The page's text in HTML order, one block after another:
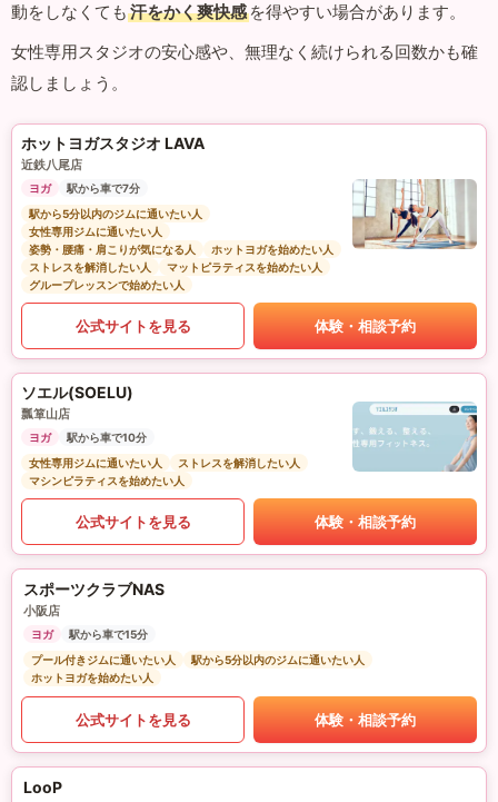
動をしなくても 汗をかく爽快感 を得やすい場合があります。
女性専用スタジオの安心感や、無理なく続けられる回数かも確
認しましょう。
ホットヨガスタジオ LAVA
近鉄八尾店
ヨガ
駅から車で7分
駅から5分以内のジムに通いたい人
女性専用ジムに通いたい人
姿勢・腰痛・肩こりが気になる人
ホットヨガを始めたい人
ストレスを解消したい人
マットピラティスを始めたい人
グループレッスンで始めたい人
公式サイトを見る 体験・相談予約
ソエル(SOELU)
瓢箪山店
ヨガ
駅から車で10分
女性専用ジムに通いたい人
ストレスを解消したい人
マシンピラティスを始めたい人
公式サイトを見る 体験・相談予約
スポーツクラブNAS
小阪店
ヨガ
駅から車で15分
プール付きジムに通いたい人
駅から5分以内のジムに通いたい人
ホットヨガを始めたい人
公式サイトを見る 体験・相談予約
LooP